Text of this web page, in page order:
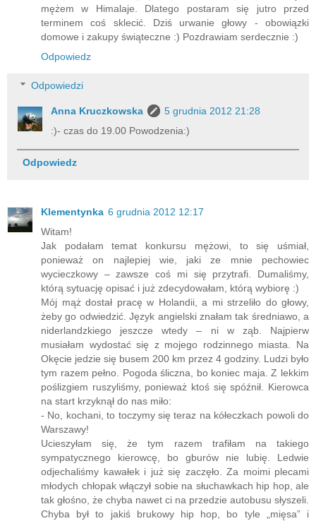
osoby, która w odległej przyszłości planuje wybrać się z
mężem w Himalaje. Dlatego postaram się jutro przed
terminem coś sklecić. Dziś urwanie głowy - obowiązki
Anna Kruczkowska
5 grudnia 2012 21:28
Klementynka
Witam!
Jak podałam temat konkursu mężowi, to się uśmiał,
ponieważ on najlepiej wie, jaki ze mnie pechowiec
wycieczkowy – zawsze coś mi się przytrafi. Dumaliśmy,
którą sytuację opisać i już zdecydowałam, którą wybiorę :)
Mój mąż dostał pracę w Holandii, a mi strzeliło do głowy,
żeby go odwiedzić. Język angielski znałam tak średniawo, a
niderlandzkiego jeszcze wtedy – ni w ząb. Najpierw
musiałam wydostać się z mojego rodzinnego miasta. Na
Okęcie jedzie się busem 200 km przez 4 godziny. Ludzi było
tym razem pełno. Pogoda śliczna, bo koniec maja. Z lekkim
poślizgiem ruszyliśmy, ponieważ ktoś się spóźnił. Kierowca
na start krzyknął do nas miło:
- No, kochani, to toczymy się teraz na kółeczkach powoli do
Warszawy!
Ucieszyłam się, że tym razem trafiłam na takiego
sympatycznego kierowcę, bo gburów nie lubię. Ledwie
odjechaliśmy kawałek i już się zaczęło. Za moimi plecami
młodych chłopak włączył sobie na słuchawkach hip hop, ale
tak głośno, że chyba nawet ci na przedzie autobusu słyszeli.